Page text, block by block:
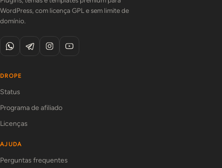
WordPress, com licença GPL e sem limite de
domínio.
DROPE
Status
Programa de afiliado
Licenças
AJUDA
Perguntas frequentes